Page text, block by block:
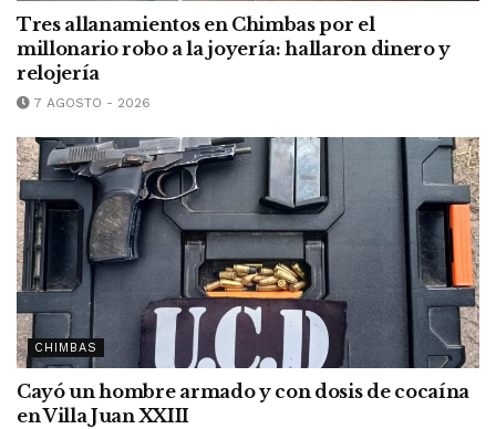
Tres allanamientos en Chimbas por el
millonario robo a la joyería: hallaron dinero y
relojería
7 AGOSTO - 2026
CHIMBAS
Cayó un hombre armado y con dosis de cocaína
en Villa Juan XXIII